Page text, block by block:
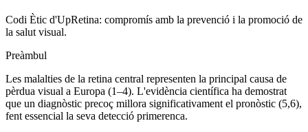
Codi Ètic d'UpRetina: compromís amb la prevenció i la promoció de
la salut visual.
Preàmbul
Les malalties de la retina central representen la principal causa de
pèrdua visual a Europa (1–4). L'evidència científica ha demostrat
que un diagnòstic precoç millora significativament el pronòstic (5,6),
fent essencial la seva detecció primerenca.